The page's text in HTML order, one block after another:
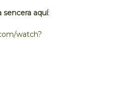
sencera aquí:
watch?